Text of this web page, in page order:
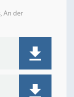
An der